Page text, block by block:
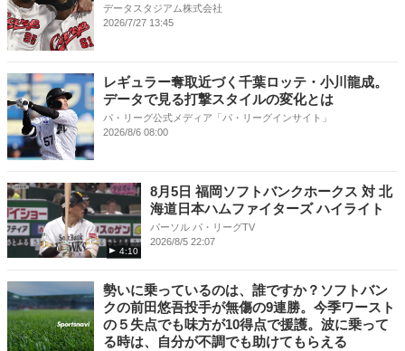
データスタジアム株式会社
2026/7/27 13:45
レギュラー奪取近づく千葉ロッテ・小川龍成。
データで見る打撃スタイルの変化とは
パ・リーグ公式メディア「パ・リーグインサイト」
2026/8/6 08:00
4:10
8月5日 福岡ソフトバンクホークス 対 北
海道日本ハムファイターズ ハイライト
パーソル パ・リーグTV
2026/8/5 22:07
勢いに乗っているのは、誰ですか？ソフトバン
クの前田悠吾投手が無傷の9連勝。今季ワースト
の５失点でも味方が10得点で援護。波に乗って
る時は、自分が不調でも助けてもらえる